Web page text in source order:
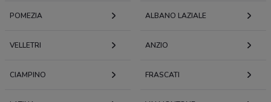
POMEZIA ALBANO LAZIALE
VELLETRI ANZIO
CIAMPINO FRASCATI